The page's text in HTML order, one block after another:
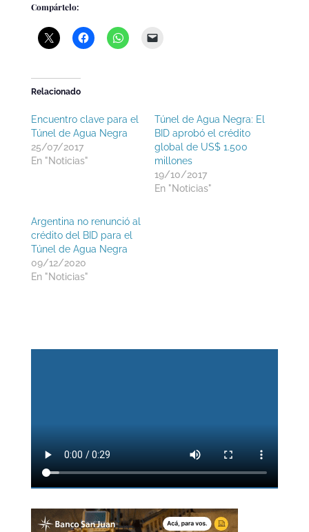
Compártelo:
Relacionado
Encuentro clave para el
Túnel de Agua Negra
25/07/2017
En "Noticias"
Túnel de Agua Negra: El
BID aprobó el crédito
global de US$ 1.500
millones
19/10/2017
En "Noticias"
Argentina no renunció al
crédito del BID para el
Túnel de Agua Negra
09/12/2020
En "Noticias"